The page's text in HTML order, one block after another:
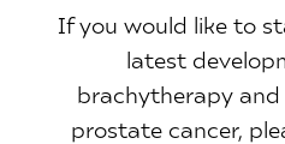
If you would like to
latest
brachytherapy
prostate cancer,